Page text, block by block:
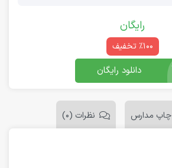
رایگان
٪100 تخفیف
دانلود رایگان
چاپ مدارس نظرات (0)